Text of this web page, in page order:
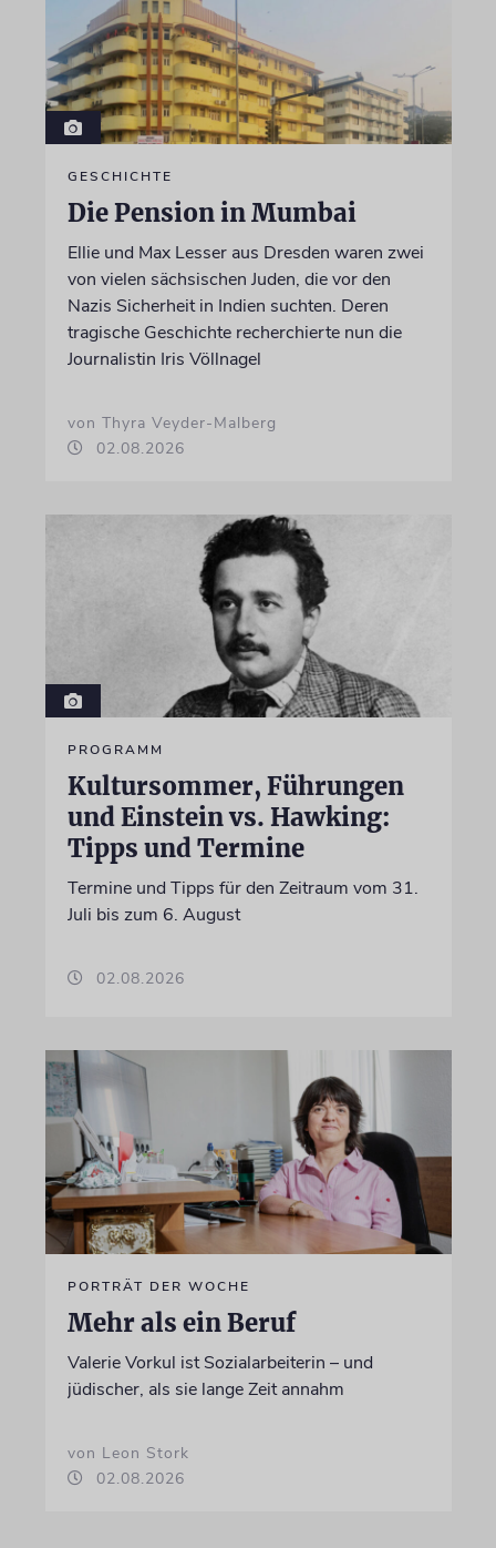
GESCHICHTE
Die Pension in Mumbai
Ellie und Max Lesser aus Dresden waren zwei
von vielen sächsischen Juden, die vor den
Nazis Sicherheit in Indien suchten. Deren
tragische Geschichte recherchierte nun die
Journalistin Iris Völlnagel
von Thyra Veyder-Malberg
02.08.2026
PROGRAMM
Kultursommer, Führungen
und Einstein vs. Hawking:
Tipps und Termine
Termine und Tipps für den Zeitraum vom 31.
Juli bis zum 6. August
02.08.2026
PORTRÄT DER WOCHE
Mehr als ein Beruf
Valerie Vorkul ist Sozialarbeiterin – und
jüdischer, als sie lange Zeit annahm
von Leon Stork
02.08.2026